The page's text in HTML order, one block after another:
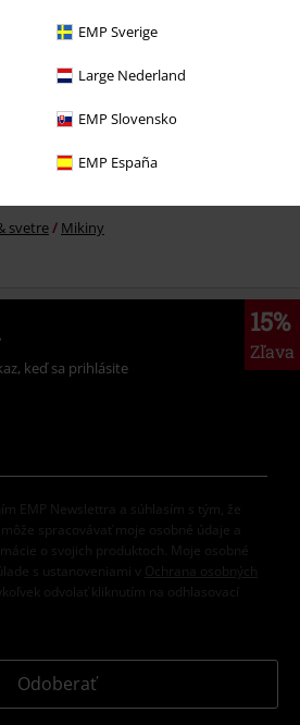
EMP Sverige
Large Nederland
EMP Slovensko
EMP España
options.
svetre Mikiny
15%
Zľava
keď sa prihlásite
EMP Newslettra a súhlasím s tým, že
spracovávať moje osobné údaje a
o svojich produktoch. Moje osobné
s ustanoveniami v
Ochrana osobných
odvolať kliknutím na odhlasovací
Odoberať